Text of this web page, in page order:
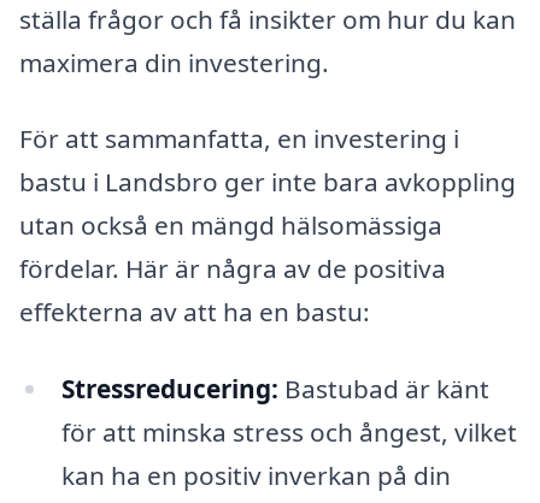
ställa frågor och få insikter om hur du kan
maximera din investering.
För att sammanfatta, en investering i
bastu i Landsbro ger inte bara avkoppling
utan också en mängd hälsomässiga
fördelar. Här är några av de positiva
effekterna av att ha en bastu:
Stressreducering: Bastubad är känt
för att minska stress och ångest, vilket
kan ha en positiv inverkan på din